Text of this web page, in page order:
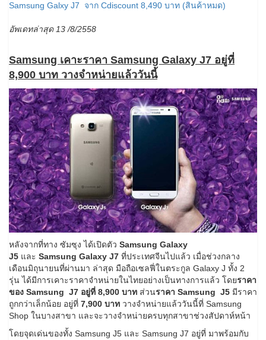
Samsung Galxy J7 จาก Cdiscount 8,490 บาท (สินค้าหมด)
อัพเดทล่าสุด 13 /8/2558
Samsung เคาะราคา Samsung Galaxy J7 อยู่ที่
8,900 บาท วางจำหน่ายแล้ววันนี้
หลังจากที่ทาง ซัมซุง ได้เปิดตัว Samsung Galaxy
J5 และ Samsung Galaxy J7 ที่ประเทศจีนไปแล้ว เมื่อช่วงกลาง
เดือนมิถุนายนที่ผ่านมา ล่าสุด มือถือเซลฟี่ในตระกูล Galaxy J ทั้ง 2
รุ่น ได้มีการเคาะราคาจำหน่ายในไทยอย่างเป็นทางการแล้ว โดยราคา
ของ Samsung J7 อยู่ที่ 8,900 บาท ส่วนราคา Samsung J5 มีราคา
ถูกกว่าเล็กน้อย อยู่ที่ 7,900 บาท วางจำหน่ายแล้ววันนี้ที่ Samsung
Shop ในบางสาขา และจะวางจำหน่ายครบทุกสาขาช่วงสัปดาห์หน้า
โดยจุดเด่นของทั้ง Samsung J5 และ Samsung J7 อยู่ที่ มาพร้อมกับ